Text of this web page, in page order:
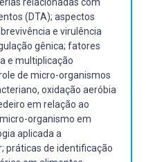
(DTA); aspectos
e virulência
gênica; fatores
e multiplicação
de micro-organismos
oxidação aeróbia
em relação ao
organismo em
aplicada a
práticas de identificação